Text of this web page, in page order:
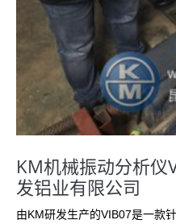
KM机械振动分析仪
发铝业有限公司
由KM研发生产的VIB07是一款